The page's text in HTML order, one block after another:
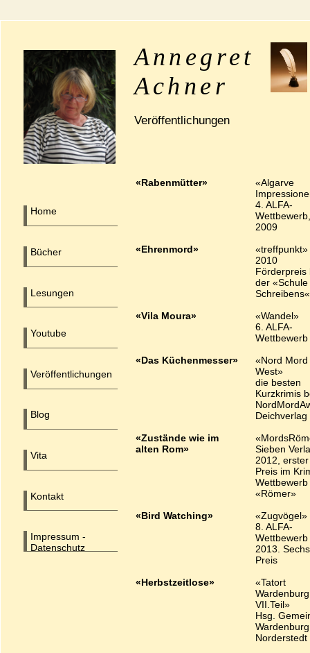
Home
Bücher
Lesungen
Youtube
Veröffentlichungen
Blog
Vita
Kontakt
Impressum -
Datenschutz
Annegret
Achner
Veröffentlichungen
«Rabenmütter»
«Algarve
4. ALFA-
Wettbewerb,
2009
«Ehrenmord»
«treffpunkt»
2010
Förderpreis
der «Schule
Schreibens«
«Vila Moura»
«Wandel»
6. ALFA-
Wettbewerb
«Das Küchenmesser»
«Nord Mord
West»
die besten
Kurzkrimis
Deichverlag
«Zustände wie im
alten Rom»
Sieben
2012, erster
Preis im
Wettbewerb
«Römer»
«Bird Watching»
«Zugvögel»
8. ALFA-
Wettbewerb
2013.
Preis
«Herbstzeitlose»
«Tatort
VII.Teil»
Hsg.
Norderstedt